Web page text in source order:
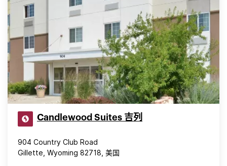
Candlewood Suites 吉列
904 Country Club Road
Gillette, Wyoming 82718, 美国